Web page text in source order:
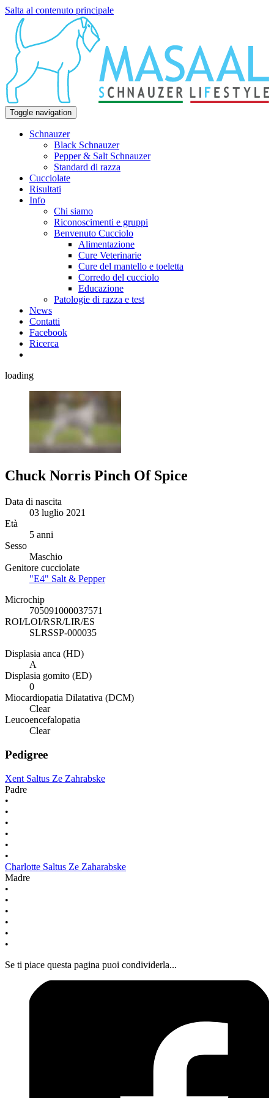
Salta al contenuto principale
Toggle navigation
Schnauzer
Black Schnauzer
Pepper & Salt Schnauzer
Standard di razza
Cucciolate
Risultati
Info
Chi siamo
Riconoscimenti e gruppi
Benvenuto Cucciolo
Alimentazione
Cure Veterinarie
Cure del mantello e toeletta
Corredo del cucciolo
Educazione
Patologie di razza e test
News
Contatti
Facebook
Ricerca
loading
Chuck Norris Pinch Of Spice
Data di nascita
03 luglio 2021
Età
5 anni
Sesso
Maschio
Genitore cucciolate
"E4" Salt & Pepper
Microchip
705091000037571
ROI/LOI/RSR/LIR/ES
SLRSSP-000035
Displasia anca (HD)
A
Displasia gomito (ED)
0
Miocardiopatia Dilatativa (DCM)
Clear
Leucoencefalopatia
Clear
Pedigree
Xent Saltus Ze Zahrabske
Padre
•
•
•
•
•
•
Charlotte Saltus Ze Zaharabske
Madre
•
•
•
•
•
•
Se ti piace questa pagina puoi condividerla...